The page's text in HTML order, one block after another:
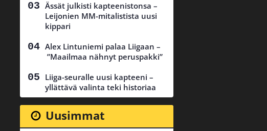
Ässät julkisti kapteenistonsa –
Leijonien MM-mitalistista uusi
kippari
Alex Lintuniemi palaa Liigaan –
”Maailmaa nähnyt peruspakki”
Liiga-seuralle uusi kapteeni –
yllättävä valinta teki historiaa
Uusimmat